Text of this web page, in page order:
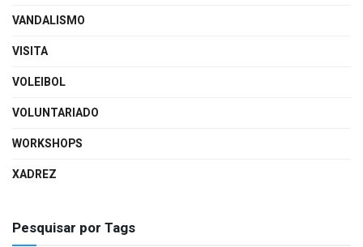
VANDALISMO
VISITA
VOLEIBOL
VOLUNTARIADO
WORKSHOPS
XADREZ
Pesquisar por Tags